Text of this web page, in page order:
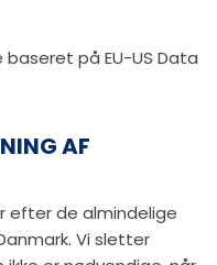
på EU-US Data
AF
efter de almindelige
Vi sletter